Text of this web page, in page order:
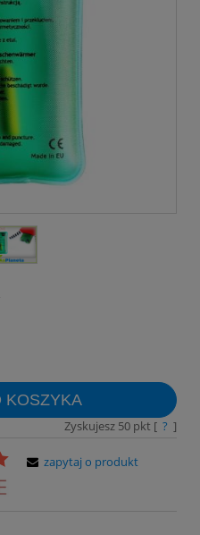
KOSZYKA
Zyskujesz 50pkt [ ? ]
zapytaj o produkt